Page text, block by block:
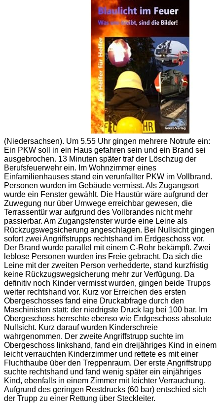
(Niedersachsen). Um 5.55 Uhr gingen mehrere Notrufe ein:
Ein PKW soll in ein Haus gefahren sein und ein Brand sei
ausgebrochen. 13 Minuten später traf der Löschzug der
Berufsfeuerwehr ein. Im Wohnzimmer eines
Einfamilienhauses stand ein verunfallter PKW im Vollbrand.
Personen wurden im Gebäude vermisst. Als Zugangsort
wurde ein Fenster gewählt. Die Haustür wäre aufgrund der
Zuwegung nur über Umwege erreichbar gewesen, die
Terrassentür war aufgrund des Vollbrandes nicht mehr
passierbar. Am Zugangsfenster wurde eine Leine als
Rückzugswegsicherung angeschlagen. Bei Nullsicht gingen
sofort zwei Angriffstrupps rechtshand im Erdgeschoss vor.
Der Brand wurde parallel mit einem C-Rohr bekämpft. Zwei
leblose Personen wurden ins Freie gebracht. Da sich die
Leine mit der zweiten Person verhedderte, stand kurzfristig
keine Rückzugswegsicherung mehr zur Verfügung. Da
definitiv noch Kinder vermisst wurden, gingen beide Trupps
weiter rechtshand vor. Kurz vor Erreichen des ersten
Obergeschosses fand eine Druckabfrage durch den
Maschinisten statt: der niedrigste Druck lag bei 100 bar. Im
Obergeschoss herrschte ebenso wie Erdgeschoss absolute
Nullsicht. Kurz darauf wurden Kinderschreie
wahrgenommen. Der zweite Angriffstrupp suchte im
Obergeschoss linkshand, fand ein dreijähriges Kind in einem
leicht verrauchten Kinderzimmer und rettete es mit einer
Fluchthaube über den Treppenraum. Der erste Angriffstrupp
suchte rechtshand und fand wenig später ein einjähriges
Kind, ebenfalls in einem Zimmer mit leichter Verrauchung.
Aufgrund des geringen Restdrucks (60 bar) entschied sich
der Trupp zu einer Rettung über Steckleiter.